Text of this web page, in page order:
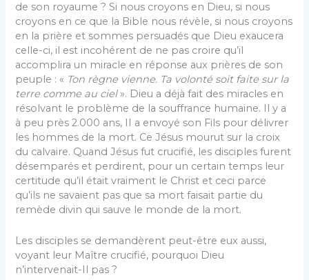
de son royaume ? Si nous croyons en Dieu, si nous
croyons en ce que la Bible nous révèle, si nous croyons
en la prière et sommes persuadés que Dieu exaucera
celle-ci, il est incohérent de ne pas croire qu’il
accomplira un miracle en réponse aux prières de son
peuple : « Ton règne vienne. Ta volonté soit faite sur la
terre comme au ciel». Dieu a déjà fait des miracles en
résolvant le problème de la souffrance humaine. Il y a
à peu près 2.000 ans, II a envoyé son Fils pour délivrer
les hommes de la mort. Ce Jésus mourut sur la croix
du calvaire. Quand Jésus fut crucifié, les disciples furent
désemparés et perdirent, pour un certain temps leur
certitude qu’il était vraiment le Christ et ceci parce
qu’ils ne savaient pas que sa mort faisait partie du
remède divin qui sauve le monde de la mort.
Les disciples se demandèrent peut-être eux aussi,
voyant leur Maître crucifié, pourquoi Dieu
n’intervenait-Il pas ?